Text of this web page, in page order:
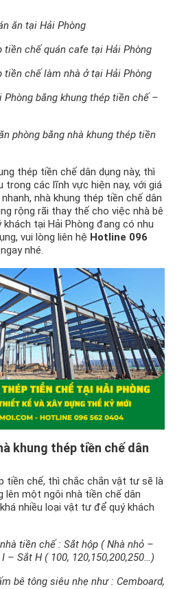
ăn tại Hải Phòng
tiền chế quán cafe tại Hải Phòng
tiền chế làm nhà ở tại Hải Phòng
Phòng bằng khung thép tiền chế –
phòng bằng nhà khung thép tiền
thép tiền chế dân dụng này, thì
trong các lĩnh vực hiện nay, với giá
nhà khung thép tiền chế dân
rộng rãi thay thế cho việc nhà bê
tại Hải Phòng đang có nhu
vui lòng liên hệ Hotline 096
nhé.
khung thép tiền chế dân
tiền chế, thì chắc chắn vật tư sẽ là
lên một ngôi nhà tiền chế dân
nhiều loại vật tư để quý khách
tiền chế : Sắt hộp ( Nhà nhỏ –
– Sắt H ( 100, 120,150,200,250…)
bê tông siêu nhẹ như : Cemboard,